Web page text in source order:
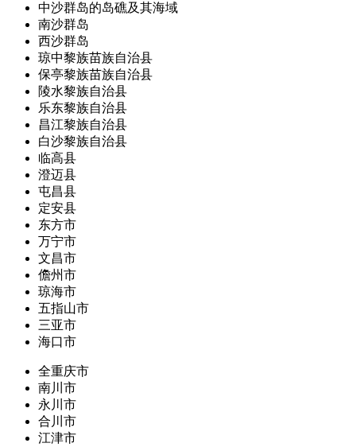
中沙群岛的岛礁及其海域
南沙群岛
西沙群岛
琼中黎族苗族自治县
保亭黎族苗族自治县
陵水黎族自治县
乐东黎族自治县
昌江黎族自治县
白沙黎族自治县
临高县
澄迈县
屯昌县
定安县
东方市
万宁市
文昌市
儋州市
琼海市
五指山市
三亚市
海口市
全重庆市
南川市
永川市
合川市
江津市